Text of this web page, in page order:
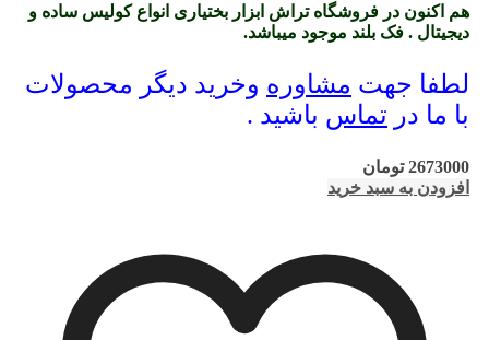
هم اکنون در فروشگاه تراش ابزار بختیاری انواع کولیس ساده و
دیجیتال . فک بلند موجود میباشد.
لطفا جهت مشاوره وخرید دیگر محصولات
با ما در تماس باشید .
2673000 تومان
افزودن به سبد خرید